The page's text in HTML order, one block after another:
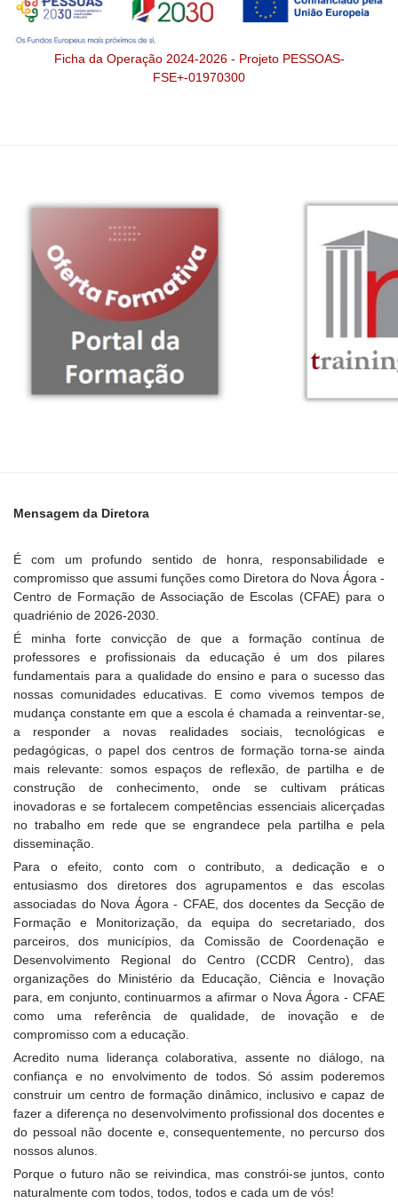
Ficha da Operação 2024-2026 - Projeto PESSOAS-
FSE+-01970300
Mensagem da Diretora
É com um profundo sentido de honra, responsabilidade e
compromisso que assumi funções como Diretora do Nova Ágora -
Centro de Formação de Associação de Escolas (CFAE) para o
quadriénio de 2026-2030.
É minha forte convicção de que a formação contínua de
professores e profissionais da educação é um dos pilares
fundamentais para a qualidade do ensino e para o sucesso das
nossas comunidades educativas. E como vivemos tempos de
mudança constante em que a escola é chamada a reinventar-se,
a responder a novas realidades sociais, tecnológicas e
pedagógicas, o papel dos centros de formação torna-se ainda
mais relevante: somos espaços de reflexão, de partilha e de
construção de conhecimento, onde se cultivam práticas
inovadoras e se fortalecem competências essenciais alicerçadas
no trabalho em rede que se engrandece pela partilha e pela
disseminação.
Para o efeito, conto com o contributo, a dedicação e o
entusiasmo dos diretores dos agrupamentos e das escolas
associadas do Nova Ágora - CFAE, dos docentes da Secção de
Formação e Monitorização, da equipa do secretariado, dos
parceiros, dos municípios, da Comissão de Coordenação e
Desenvolvimento Regional do Centro (CCDR Centro), das
organizações do Ministério da Educação, Ciência e Inovação
para, em conjunto, continuarmos a afirmar o Nova Ágora - CFAE
como uma referência de qualidade, de inovação e de
compromisso com a educação.
Acredito numa liderança colaborativa, assente no diálogo, na
confiança e no envolvimento de todos. Só assim poderemos
construir um centro de formação dinâmico, inclusivo e capaz de
fazer a diferença no desenvolvimento profissional dos docentes e
do pessoal não docente e, consequentemente, no percurso dos
nossos alunos.
Porque o futuro não se reivindica, mas constrói-se juntos, conto
naturalmente com todos, todos, todos e cada um de vós!